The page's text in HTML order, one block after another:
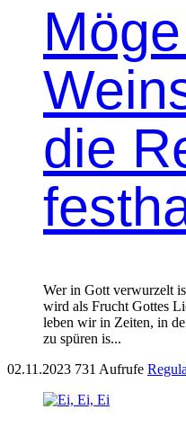
die
Wer in Gott verwurzelt
wird als Frucht Gottes
leben wir in Zeiten, in
zu spüren is...
02.11.2023 731 Aufrufe